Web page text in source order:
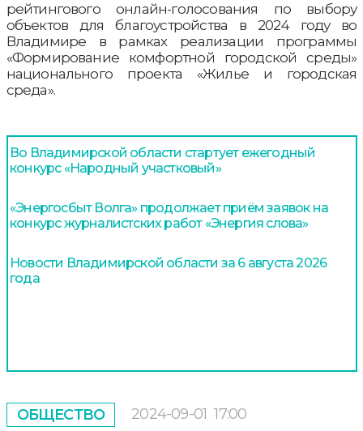
рейтингового онлайн-голосования по выбору
объектов для благоустройства в 2024 году во
Владимире в рамках реализации программы
«Формирование комфортной городской среды»
национального проекта «Жилье и городская
среда».
Во Владимирской области стартует ежегодный
конкурс «Народный участковый»
«Энергосбыт Волга» продолжает приём заявок на
конкурс журналистских работ «Энергия слова»
Новости Владимирской области за 6 августа 2026
года
ОБЩЕСТВО 2024-09-01 17:00